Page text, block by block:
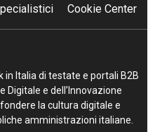
Cookie Center
in Italia di testate e portali B2B
e dell’Innovazione
la cultura digitale e
amministrazioni italiane.